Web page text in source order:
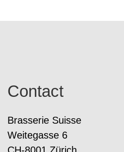
Contact
Brasserie Suisse
Weitegasse 6